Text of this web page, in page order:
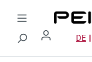
Zum Hauptinhalt springen
DE